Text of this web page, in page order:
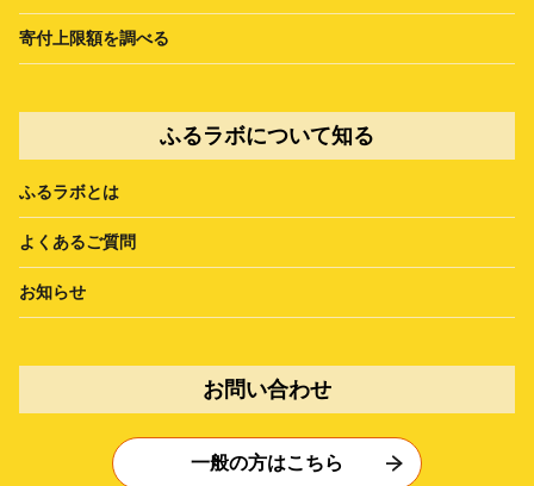
寄付上限額を調べる
ふるラボについて知る
ふるラボとは
よくあるご質問
お知らせ
お問い合わせ
一般の方はこちら